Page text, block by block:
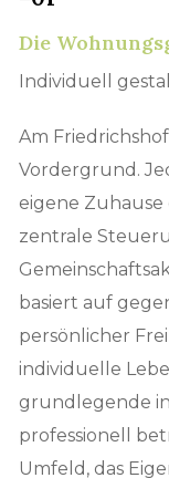
Die
Individuell
Am
Vordergrund.
eigene
zentrale
basiert auf
persönlicher
individuelle
grundlegende
professionell
Umfeld, das